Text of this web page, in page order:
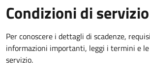
Condizioni di servizio
Per conoscere i dettagli di scadenze,
informazioni importanti, leggi i termini e
servizio.